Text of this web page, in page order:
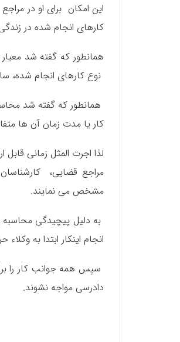
این امکان برای او در
کارهای انجام شده در
همانطور که گفته شد
نوع کارهای انجام شده،
همانطور که گفته شد
کار یا مدت زمان آن ها
لذا اجرت المثل زمانی
مراجع قضایی،
مشخص می نمایند.
به دلیل پیچیدگی محاسبه
انجام اینکار ابتدا به
سپس همه جوانب کار را
دادرسی مواجه نشوند.